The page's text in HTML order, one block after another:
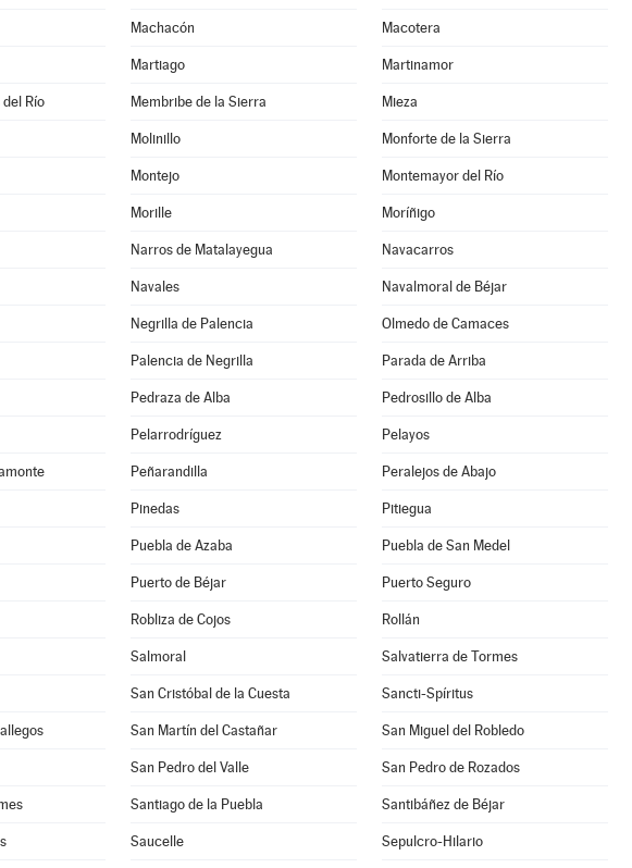
Machacón Macotera
Martiago Martinamor
del Río Membribe de la Sierra Mieza
Molinillo Monforte de la Sierra
Montejo Montemayor del Río
Morille Moríñigo
Narros de Matalayegua Navacarros
Navales Navalmoral de Béjar
Negrilla de Palencia Olmedo de Camaces
Palencia de Negrilla Parada de Arriba
Pedraza de Alba Pedrosillo de Alba
Pelarrodríguez Pelayos
Peñarandilla Peralejos de Abajo
Pinedas Pitiegua
Puebla de Azaba Puebla de San Medel
Puerto de Béjar Puerto Seguro
Robliza de Cojos Rollán
Salmoral Salvatierra de Tormes
San Cristóbal de la Cuesta Sancti-Spíritus
San Martín del Castañar San Miguel del Robledo
San Pedro del Valle San Pedro de Rozados
Santiago de la Puebla Santibáñez de Béjar
Saucelle Sepulcro-Hilario